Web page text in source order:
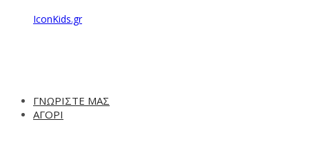
IconKids.gr
ΓΝΩΡΙΣΤΕ ΜΑΣ
ΑΓΟΡΙ